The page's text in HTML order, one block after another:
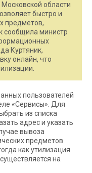
Московской области
быстро и
предметов,
сообщила министр
Куртяник,
онлайн, что
пользователей
«Сервисы». Для
из списка
адрес и указать
вывоза
предметов
как утилизация
на